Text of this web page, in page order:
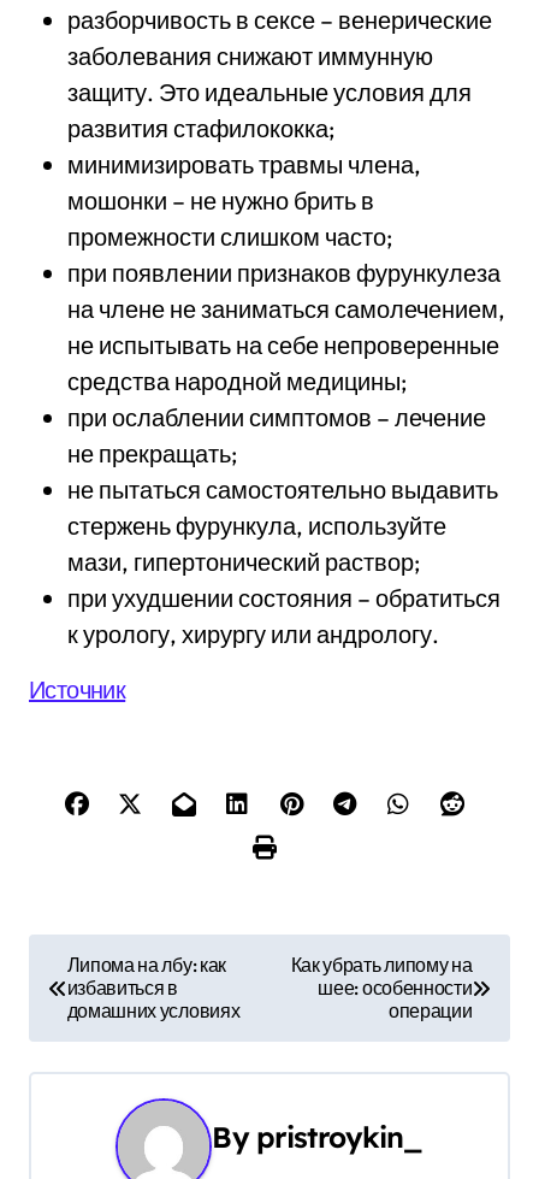
разборчивость в сексе – венерические
заболевания снижают иммунную
защиту. Это идеальные условия для
развития стафилококка;
минимизировать травмы члена,
мошонки – не нужно брить в
промежности слишком часто;
при появлении признаков фурункулеза
на члене не заниматься самолечением,
не испытывать на себе непроверенные
средства народной медицины;
при ослаблении симптомов – лечение
не прекращать;
не пытаться самостоятельно выдавить
стержень фурункула, используйте
мази, гипертонический раствор;
при ухудшении состояния – обратиться
к урологу, хирургу или андрологу.
Источник
в
Липома на лбу: как
избавиться в
домашних условиях
Как убрать липому на
шее: особенности
операции
By pristroykin_